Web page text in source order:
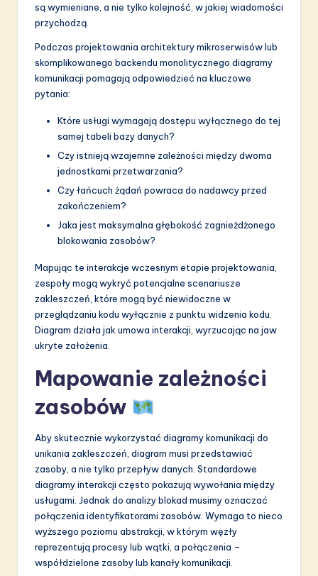
są wymieniane, a nie tylko kolejność, w jakiej wiadomości
przychodzą.
Podczas projektowania architektury mikroserwisów lub
skomplikowanego backendu monolitycznego diagramy
komunikacji pomagają odpowiedzieć na kluczowe
pytania:
Które usługi wymagają dostępu wyłącznego do tej
samej tabeli bazy danych?
Czy istnieją wzajemne zależności między dwoma
jednostkami przetwarzania?
Czy łańcuch żądań powraca do nadawcy przed
zakończeniem?
Jaka jest maksymalna głębokość zagnieżdżonego
blokowania zasobów?
Mapując te interakcje wczesnym etapie projektowania,
zespoły mogą wykryć potencjalne scenariusze
zakleszczeń, które mogą być niewidoczne w
przeglądzaniu kodu wyłącznie z punktu widzenia kodu.
Diagram działa jak umowa interakcji, wyrzucając na jaw
ukryte założenia.
Mapowanie zależności
zasobów
Aby skutecznie wykorzystać diagramy komunikacji do
unikania zakleszczeń, diagram musi przedstawiać
zasoby, a nie tylko przepływ danych. Standardowe
diagramy interakcji często pokazują wywołania między
usługami. Jednak do analizy blokad musimy oznaczać
połączenia identyfikatorami zasobów. Wymaga to nieco
wyższego poziomu abstrakcji, w którym węzły
reprezentują procesy lub wątki, a połączenia –
współdzielone zasoby lub kanały komunikacji.